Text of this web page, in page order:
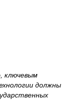
ключевым
должны